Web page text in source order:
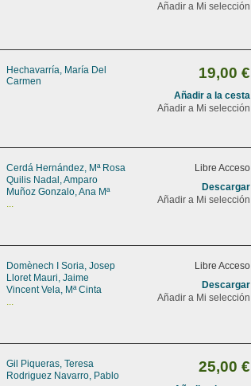
Añadir a Mi selección
Hechavarría, María Del
Carmen
19,00 €
Añadir a la cesta
Añadir a Mi selección
Cerdá Hernández, Mª Rosa
Quilis Nadal, Amparo
Muñoz Gonzalo, Ana Mª
...
Libre Acceso
Descargar
Añadir a Mi selección
Domènech I Soria, Josep
Lloret Mauri, Jaime
Vincent Vela, Mª Cinta
...
Libre Acceso
Descargar
Añadir a Mi selección
Gil Piqueras, Teresa
Rodriguez Navarro, Pablo
25,00 €